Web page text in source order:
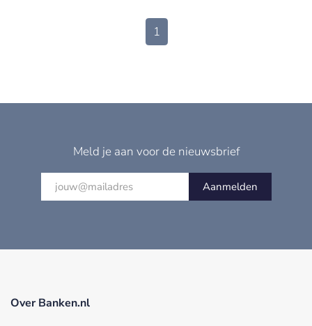
1
Meld je aan voor de nieuwsbrief
Aanmelden
Over Banken.nl